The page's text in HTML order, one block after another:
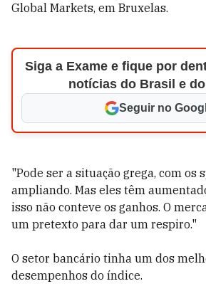
Global Markets, em Bruxelas.
Siga a Exame e fique por
notícias do Brasil e
Seguir no
"Pode ser a situação grega, com os
ampliando. Mas eles têm
isso não conteve os ganhos. O
um pretexto para dar um respiro."
O setor bancário tinha um dos
desempenhos do índice.